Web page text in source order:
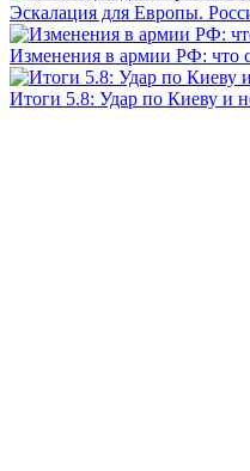
Эскалация для Европы.
Изменения в армии РФ: что
Итоги 5.8: Удар по Киеву и